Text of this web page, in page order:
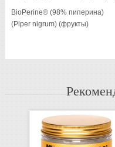
BioPerine® (98% пиперина)
(Piper nigrum) (фрукты)